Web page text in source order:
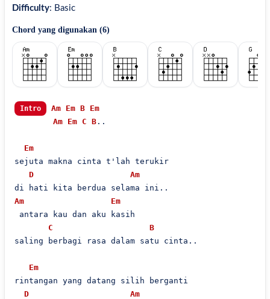
Difficulty: Basic
Chord yang digunakan (6)
Intro Am Em B
Em
Am
Em C B..
Em
sejuta makna cinta t'lah terukir
D
Am
Am
Em
antara kau dan aku kasih
C
B
saling berbagi rasa dalam satu cinta..
Em
rintangan yang datang silih berganti
D
Am